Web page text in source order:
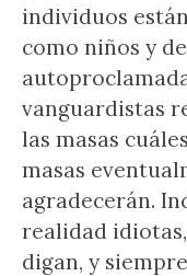
individuos
como niños y
vanguardistas
las masas
masas
agradecerán.
realidad
digan, y